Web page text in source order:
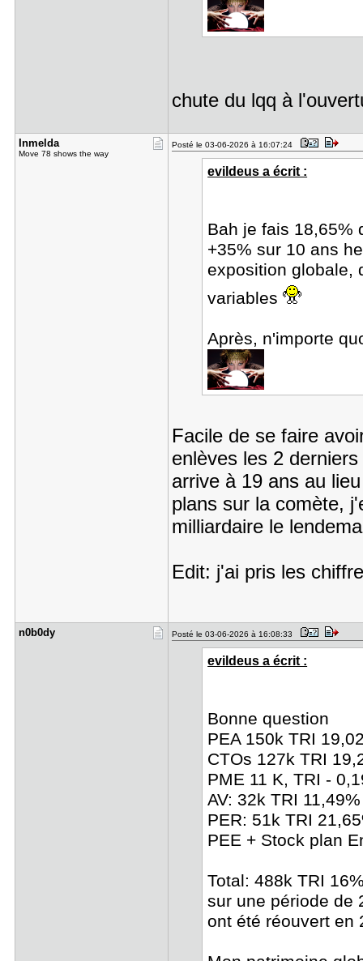
chute du lqq à
Inmelda
Move 78 shows the way
Posté le 03-06-2026 à 16:07:24
evildeus a écrit :
Bah je fais 18,65%
+35% sur 10 ans
exposition globale,
variables
Après, n'importe
Facile de se faire
enlèves les 2
arrive à 19 ans au
plans sur la comète,
milliardaire le
Edit: j'ai pris les
n0b0dy Posté le 03-06-2026 à 16:08:33
evildeus a écrit :
Bonne question
PEA 150k TRI
CTOs 127k TRI
PME 11 K, TRI -
AV: 32k TRI
PER: 51k TRI
PEE + Stock plan
Total: 488k TRI
sur une période de
ont été réouvert en